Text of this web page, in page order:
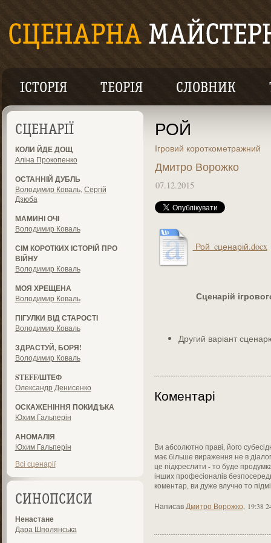
ІСТОРІЯ ТЕОРІЯ СЛОВНИК
СЦЕНАРІЇ
КОЛИ ЙДЕ ДОЩ
Аліна Прокопенко
ОСТАННІЙ ДУБЛЬ
Володимир Коваль, Сергій
Дзюба
МАМИНІ ОЧІ
Володимир Коваль
СІМ КОРОТКИХ ІСТОРІЙ ПРО
ВІЙНУ
Володимир Коваль
МОЯ ХРЕЩЕНА
Володимир Коваль
ПІГУЛКИ ВІД СТАРОСТІ
Володимир Коваль
ЗДРАСТУЙ, БОРЯ!
Володимир Коваль
STEFF/ШТЕФ
Олександр Денисенко
ОСКАЖЕНІННЯ ПОКИДѢКА
Юхим Гальперін
АНОМАЛІЯ
Юхим Гальперін
Всі сценарії
СИНОПСИСИ
Ненастане
Дара Шполянська
РОЙ
Ігровий короткометражний
Дмитро Ворожко
07.12.2015
Рой_cценарій.docx
Сценарій
Другий варіант
Коментарі
Ви абсолютно праві, його
має більше вираження не в
це підкреслити - то буде
інших професіоналів
коментар, ви дуже влучно то
Написав Дмитро Ворожко 19:38